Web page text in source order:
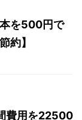
を500円で
約】
費用を22500